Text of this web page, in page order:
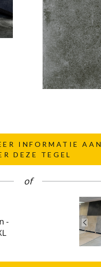
INFORMATIE AAN
DEZE TEGEL
of
-